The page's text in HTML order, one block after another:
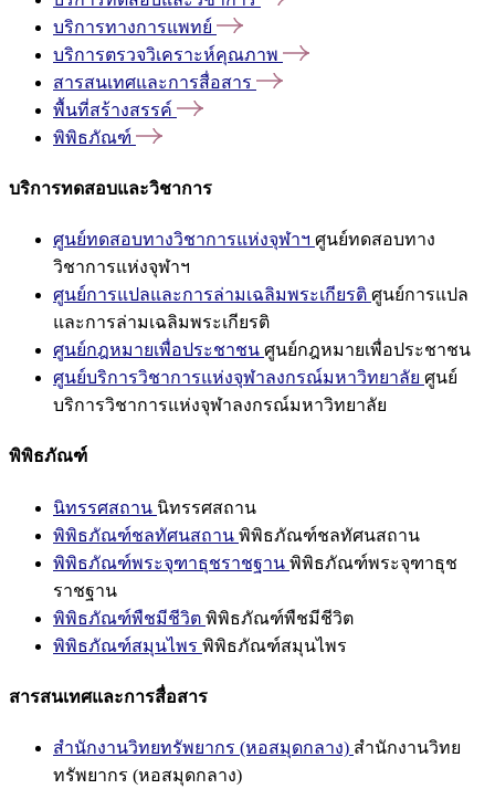
บริการทางการแพทย์
บริการตรวจวิเคราะห์คุณภาพ
สารสนเทศและการสื่อสาร
พื้นที่สร้างสรรค์
พิพิธภัณฑ์
บริการทดสอบและวิชาการ
ศูนย์ทดสอบทางวิชาการแห่งจุฬาฯ ศูนย์ทดสอบทาง
วิชาการแห่งจุฬาฯ
ศูนย์การแปลและการล่ามเฉลิมพระเกียรติ ศูนย์การแปล
และการล่ามเฉลิมพระเกียรติ
ศูนย์กฎหมายเพื่อประชาชน ศูนย์กฎหมายเพื่อประชาชน
ศูนย์บริการวิชาการแห่งจุฬาลงกรณ์มหาวิทยาลัย ศูนย์
บริการวิชาการแห่งจุฬาลงกรณ์มหาวิทยาลัย
พิพิธภัณฑ์
นิทรรศสถาน นิทรรศสถาน
พิพิธภัณฑ์ชลทัศนสถาน พิพิธภัณฑ์ชลทัศนสถาน
พิพิธภัณฑ์พระจุฑาธุชราชฐาน พิพิธภัณฑ์พระจุฑาธุช
ราชฐาน
พิพิธภัณฑ์พืชมีชีวิต พิพิธภัณฑ์พืชมีชีวิต
พิพิธภัณฑ์สมุนไพร พิพิธภัณฑ์สมุนไพร
สารสนเทศและการสื่อสาร
สำนักงานวิทยทรัพยากร (หอสมุดกลาง) สำนักงานวิทย
ทรัพยากร (หอสมุดกลาง)